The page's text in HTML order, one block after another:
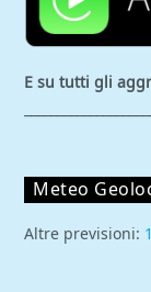
E su tutti gli
Meteo
Altre previsioni: